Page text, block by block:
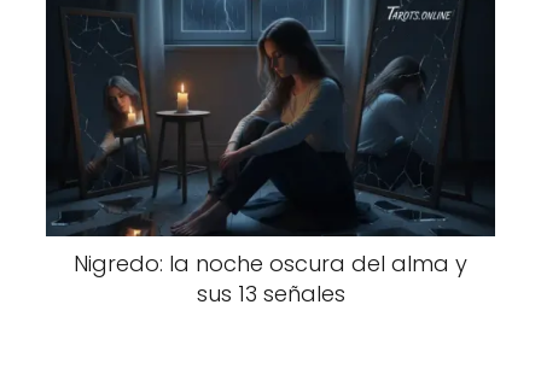
Nigredo: la noche oscura del alma y
sus 13 señales